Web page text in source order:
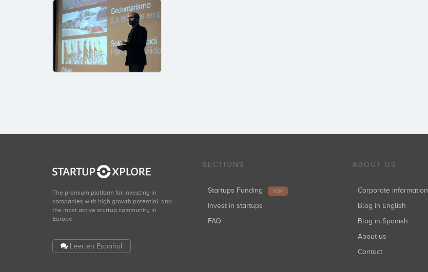
The premium platform for investing in
companies with high growth potential, and
the most active startup community in
Europe.
Leer en Español
SECTIONS
Startups Funding NEW
Invest in startups
FAQ
ABOUT US
Corporate information
Blog in English
Blog in Spanish
About us
Contact